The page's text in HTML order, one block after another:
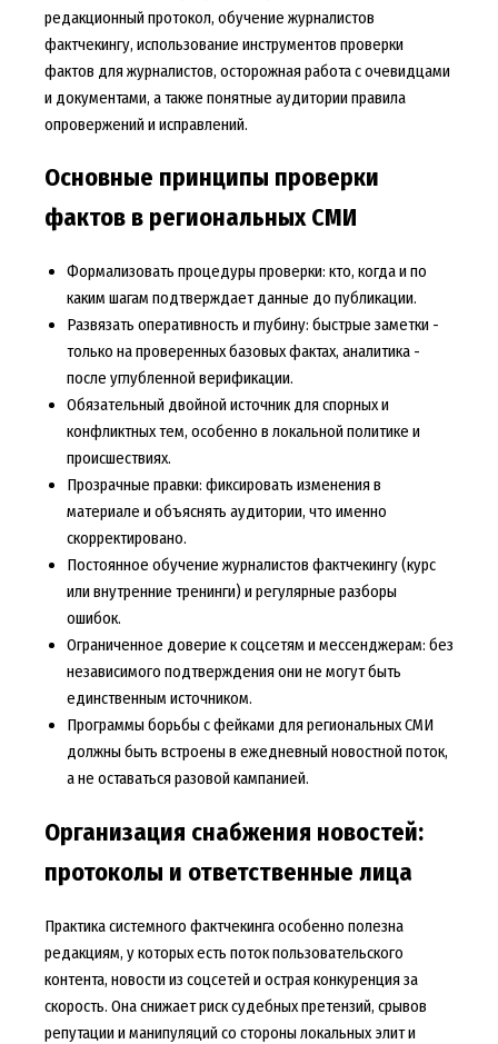
редакционный протокол, обучение журналистов
фактчекингу, использование инструментов проверки
фактов для журналистов, осторожная работа с очевидцами
и документами, а также понятные аудитории правила
опровержений и исправлений.
Основные принципы проверки
фактов в региональных СМИ
Формализовать процедуры проверки: кто, когда и по
каким шагам подтверждает данные до публикации.
Развязать оперативность и глубину: быстрые заметки -
только на проверенных базовых фактах, аналитика -
после углубленной верификации.
Обязательный двойной источник для спорных и
конфликтных тем, особенно в локальной политике и
происшествиях.
Прозрачные правки: фиксировать изменения в
материале и объяснять аудитории, что именно
скорректировано.
Постоянное обучение журналистов фактчекингу (курс
или внутренние тренинги) и регулярные разборы
ошибок.
Ограниченное доверие к соцсетям и мессенджерам: без
независимого подтверждения они не могут быть
единственным источником.
Программы борьбы с фейками для региональных СМИ
должны быть встроены в ежедневный новостной поток,
а не оставаться разовой кампанией.
Организация снабжения новостей:
протоколы и ответственные лица
Практика системного фактчекинга особенно полезна
редакциям, у которых есть поток пользовательского
контента, новости из соцсетей и острая конкуренция за
скорость. Она снижает риск судебных претензий, срывов
репутации и манипуляций со стороны локальных элит и